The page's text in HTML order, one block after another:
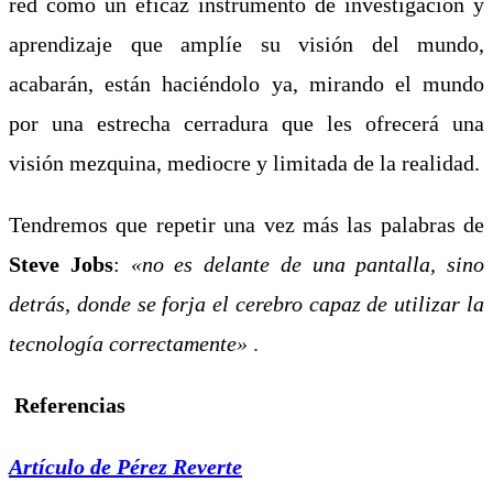
aprendizaje que amplíe su visión del mundo,
acabarán, están haciéndolo ya, mirando el mundo
por una estrecha cerradura que les ofrecerá una
visión mezquina, mediocre y limitada de la realidad.
Tendremos que repetir una vez más las palabras de
Steve Jobs: «no es delante de una pantalla, sino
detrás, donde se forja el cerebro capaz de utilizar la
tecnología correctamente» .
Referencias
Artículo de Pérez Reverte